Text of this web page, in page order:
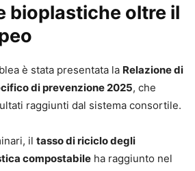
bioplastiche oltre il
è stata presentata la Relazione di
di prevenzione 2025, che
raggiunti dal sistema consortile.
il tasso di riciclo degli
compostabile ha raggiunto nel